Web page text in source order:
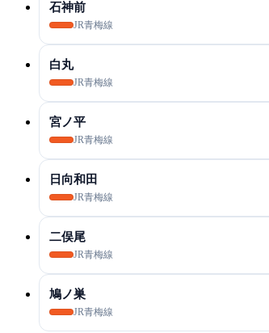
石神前
JR青梅線
白丸
JR青梅線
宮ノ平
JR青梅線
日向和田
JR青梅線
二俣尾
JR青梅線
鳩ノ巣
JR青梅線